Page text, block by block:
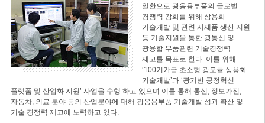
일환으로 광응용부품의 글로벌
경쟁력 강화를 위해 상용화
기술개발 및 관련 시제품 생산 지원
등 기술지원을 통한 광통신 및
광융합 부품관련 기술경쟁력
제고를 목표로 한다. 이를 위해
‘100기가급 초소형 광모듈 상용화
기술개발’과 ‘광기반 공정혁신
플랫폼 및 산업화 지원’ 사업을 수행 하고 있으며 이를 통해 통신, 정보가전,
자동차, 의료 분야 등의 산업분야에 대해 광응용부품 기술개발 성과 확산 및
기술 경쟁력 제고에 노력하고 있다.